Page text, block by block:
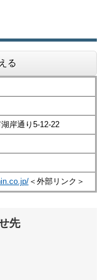
る
岸通り5-12-22
＜外部リンク＞
先